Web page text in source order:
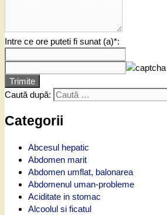
Intre ce ore puteti fi sunat (a)*:
Trimite
Caută după:
Categorii
Abcesul hepatic
Abdomen marit
Abdomen umflat, balonarea
Abdomenul uman-probleme
Aciditate in stomac
Alcoolul si ficatul